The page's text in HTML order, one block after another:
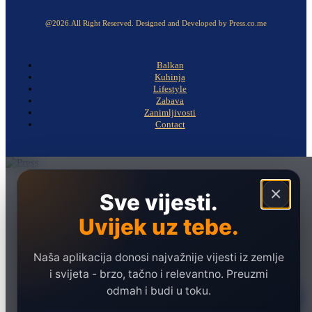
@2026.All Right Reserved. Designed and Developed by Press.co.me
Balkan
Kuhinja
Lifestyle
Zabava
Zanimljivosti
Contact
×
Sve vijesti.
Uvijek uz tebe.
Naša aplikacija donosi najvažnije vijesti iz zemlje
i svijeta - brzo, tačno i relevantno. Preuzmi
odmah i budi u toku.
Ekonomija